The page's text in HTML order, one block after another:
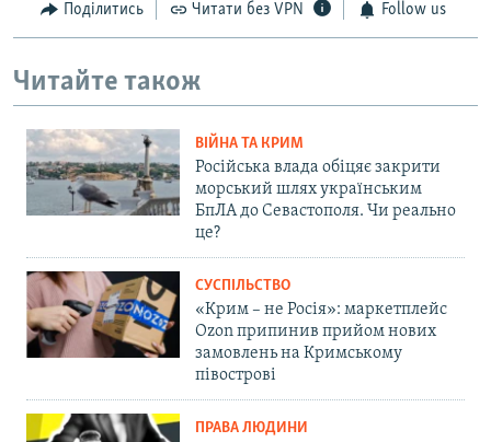
Поділитись Читати без VPN Follow us
Читайте також
ВІЙНА ТА КРИМ
Російська влада обіцяє закрити
морський шлях українським
БпЛА до Севастополя. Чи реально
це?
СУСПІЛЬСТВО
«Крим – не Росія»: маркетплейс
Ozon припинив прийом нових
замовлень на Кримському
півострові
ПРАВА ЛЮДИНИ